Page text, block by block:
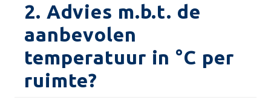
2. Advies m.b.t. de
aanbevolen
temperatuur in °C per
ruimte?